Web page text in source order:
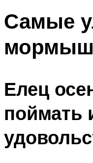
Самые
Елец
поймать